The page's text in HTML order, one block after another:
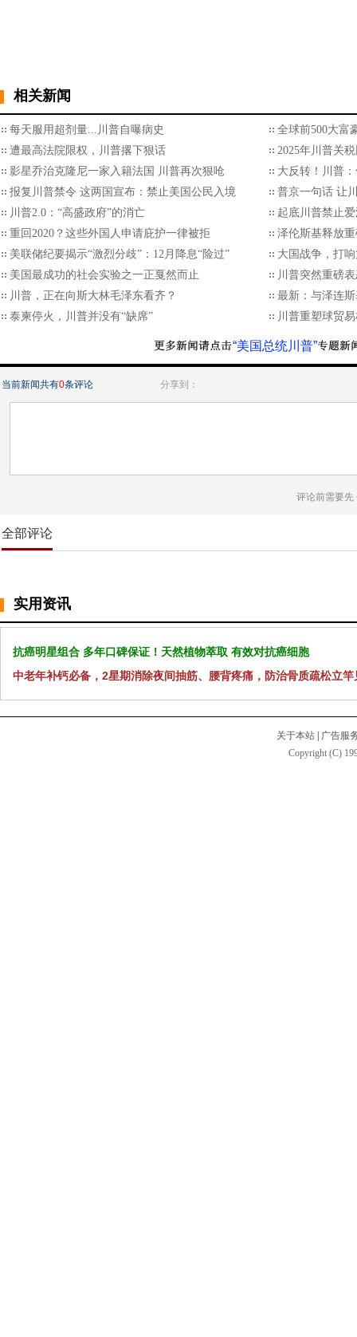
相关新闻
每天服用超剂量...川普自曝病史
全球前500大富
遭最高法院限权，川普撂下狠话
2025年川普关
影星乔治克隆尼一家入籍法国 川普再次狠呛
大反转！川普
报复川普禁令 这两国宣布：禁止美国公民入境
普京一句话 让
川普2.0：“高盛政府”的消亡
起底川普禁止
重回2020？这些外国人申请庇护一律被拒
泽伦斯基释放
美联储纪要揭示“激烈分歧”：12月降息“险过”
大国战争，打
美国最成功的社会实验之一正戛然而止
川普突然重磅
川普，正在向斯大林毛泽东看齐？
最新：与泽连
泰柬停火，川普并没有“缺席”
川普重塑球贸
“美国总统川普”
当前新闻共有0条评论 分享到：
评论前需要先
全部评论
实用资讯
抗癌明星组合 多年口碑保证！天然植物萃取 有效对抗癌细胞
中老年补钙必备，2星期消除夜间抽筋、腰背疼痛，防治骨质疏松立竿
关于本站 | 广告服
Copyright (C)